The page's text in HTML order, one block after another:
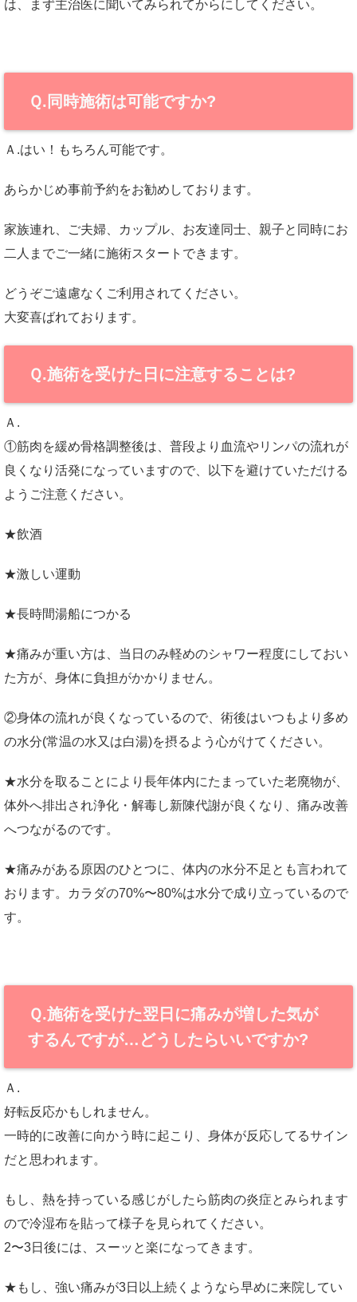
は、まず主治医に聞いてみられてからにしてください。
Ｑ.同時施術は可能ですか?
Ａ.はい！もちろん可能です。
あらかじめ事前予約をお勧めしております。
家族連れ、ご夫婦、カップル、お友達同士、親子と同時にお
二人までご一緒に施術スタートできます。
どうぞご遠慮なくご利用されてください。
大変喜ばれております。
Ｑ.施術を受けた日に注意することは?
Ａ.
①筋肉を緩め骨格調整後は、普段より血流やリンパの流れが
良くなり活発になっていますので、以下を避けていただける
ようご注意ください。
★飲酒
★激しい運動
★長時間湯船につかる
★痛みが重い方は、当日のみ軽めのシャワー程度にしておい
た方が、身体に負担がかかりません。
②身体の流れが良くなっているので、術後はいつもより多め
の水分(常温の水又は白湯)を摂るよう心がけてください。
★水分を取ることにより長年体内にたまっていた老廃物が、
体外へ排出され浄化・解毒し新陳代謝が良くなり、痛み改善
へつながるのです。
★痛みがある原因のひとつに、体内の水分不足とも言われて
おります。カラダの70%〜80%は水分で成り立っているので
す。
Ｑ.施術を受けた翌日に痛みが増した気が
するんですが…どうしたらいいですか?
Ａ.
好転反応かもしれません。
一時的に改善に向かう時に起こり、身体が反応してるサイン
だと思われます。
もし、熱を持っている感じがしたら筋肉の炎症とみられます
ので冷湿布を貼って様子を見られてください。
2〜3日後には、スーッと楽になってきます。
★もし、強い痛みが3日以上続くようなら早めに来院してい